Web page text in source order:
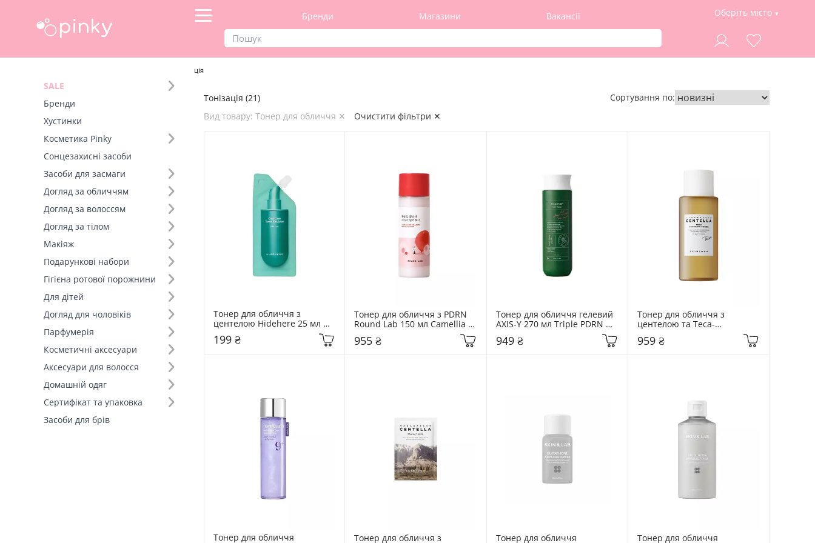
Бренди Магазини Вакансії Оберіть місто
SALE
Бренди
Хустинки
Косметика Pinky
Сонцезахисні засоби
Засоби для засмаги
Догляд за обличчям
Догляд за волоссям
Догляд за тілом
Макіяж
Подарункові набори
Гігієна ротової порожнини
Для дітей
Догляд для чоловіків
Парфумерія
Косметичні аксесуари
Аксесуари для волосся
Домашній одяг
Сертифікат та упаковка
Засоби для брів
Тонізація
Фільтр
Бренд (11)
Тип шкіри (5)
Діюча речовина (8)
Тонізація (21)
Вид товару: Тонер для обличчя ✕
Очистити фільтри ✕
Сортування по:
Тонер для обличчя з
центелою Hidehere 25 мл
199 ₴
Тонер для обличчя з PDRN
Round Lab 150 мл Camellia
Deep Collagen PDRN Milky
Toner
955 ₴
Тонер для обличчя гелевий
AXIS-Y 270 мл Triple PDRN
949 ₴
Тонер для обличчя з
центелою та Teca-
комплексом SKIN1004 210 мл
Madagascar Centella Teca
959 ₴
Тонер для обличчя
Тонер для обличчя з
Тонер для обличчя
Тонер для обличчя